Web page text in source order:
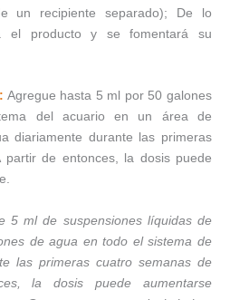
un recipiente separado); De lo
el producto y se fomentará su
Agregue hasta 5 ml por 50 galones
del acuario en un área de
diariamente durante las primeras
de entonces, la dosis puede
5 ml de suspensiones líquidas de
de agua en todo el sistema de
las primeras cuatro semanas de
la dosis puede aumentarse